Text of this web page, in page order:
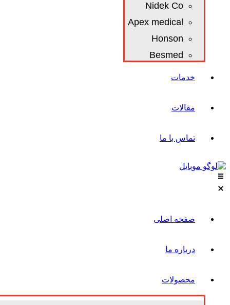
Nidek Co
Apex medical
Honson
Besmed
خدمات
مقالات
تماس با ما
صفحه اصلی
درباره ما
محصولات